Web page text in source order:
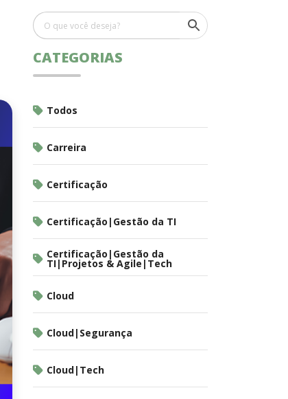
CATEGORIAS
Todos
Carreira
Certificação
Certificação|Gestão da TI
Certificação|Gestão da
TI|Projetos & Agile|Tech
Cloud
Cloud|Segurança
Cloud|Tech